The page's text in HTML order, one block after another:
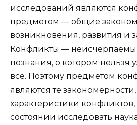
исследований являются
предметом — общие
возникновения, развития и
Конфликты —
познания, о котором нельзя
все. Поэтому предметом
являются те
характеристики
состоянии исследовать